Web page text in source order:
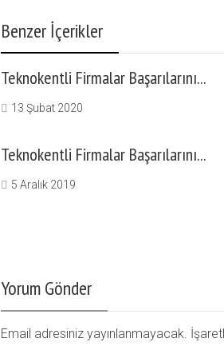
Benzer İçerikler
Teknokentli Firmalar Başarılarını...
13 Şubat 2020
Teknokentli Firmalar Başarılarını...
5 Aralık 2019
Yorum Gönder
Email adresiniz yayınlanmayacak.